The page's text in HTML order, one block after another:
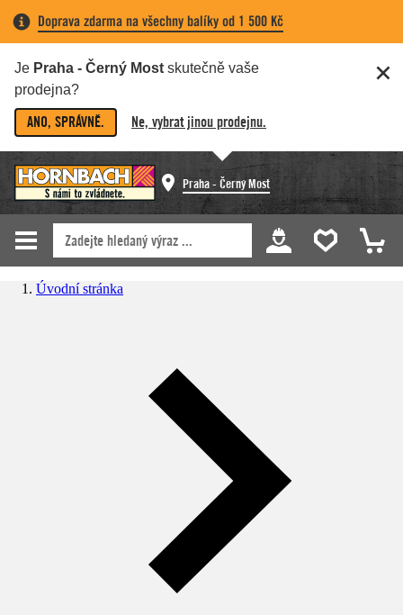
Doprava zdarma na všechny balíky od 1 500 Kč
Je Praha - Černý Most skutečně vaše
prodejna?
ANO, SPRÁVNĚ. Ne, vybrat jinou prodejnu.
Praha - Černý Most
Úvodní stránka